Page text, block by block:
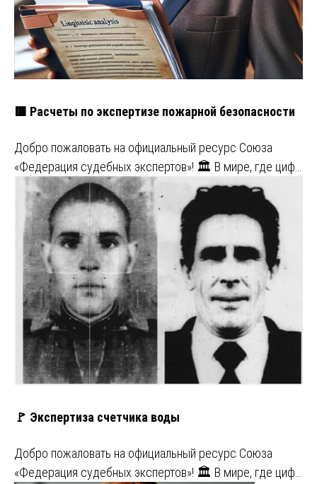
🟥 Расчеты по экспертизе пожарной безопасности
Добро пожаловать на официальный ресурс Союза
«Федерация судебных экспертов»! 🏛️ В мире, где циф…
🚩 Экспертиза счетчика воды
Добро пожаловать на официальный ресурс Союза
«Федерация судебных экспертов»! 🏛️ В мире, где циф…